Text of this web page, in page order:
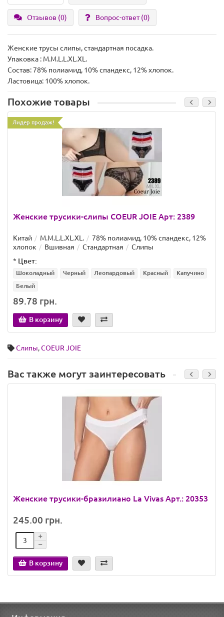
Отзывов (0) Вопрос-ответ(0)
Женские трусы слипы, стандартная посадка.
Упаковка : M.M.L.L.XL.XL.
Состав: 78% полиамид, 10% спандекс, 12% хлопок.
Ластовица: 100% хлопок.
Похожие товары
Лидер продаж!
Женские трусики-слипы COEUR JOIE Арт: 2389
Китай M.M.L.L.XL.XL.
78% полиамид, 10% спандекс, 12%
хлопок
Вшивная Стандартная
Слипы
* Цвет:
Шоколадный Черный Леопардовый Красный
Капучино
Белый
89.78 грн.
В корзину
Слипы,COEUR JOIE
Вас также могут заинтересовать
Женские трусики-бразилиано La Vivas Арт.: 20353
245.00 грн.
В корзину